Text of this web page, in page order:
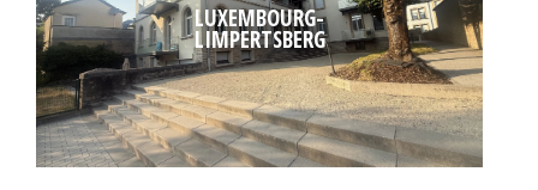
LUXEMBOURG-
LIMPERTSBERG